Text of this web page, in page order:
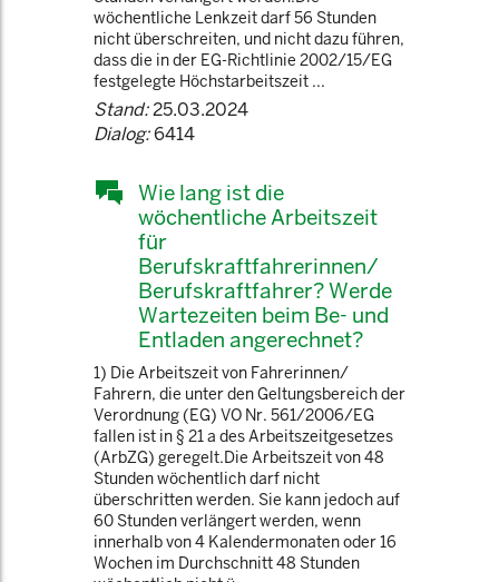
wöchentliche Lenkzeit darf 56 Stunden
nicht überschreiten, und nicht dazu führen,
dass die in der EG-Richtlinie 2002/15/EG
festgelegte Höchstarbeitszeit ...
Stand:25.03.2024
Dialog:6414
Wie lang ist die
wöchentliche Arbeitszeit
für
Berufskraftfahrerinnen/
Berufskraftfahrer? Werde
Wartezeiten beim Be- und
Entladen angerechnet?
1) Die Arbeitszeit von Fahrerinnen/
Fahrern, die unter den Geltungsbereich der
Verordnung (EG) VO Nr. 561/2006/EG
fallen ist in § 21 a des Arbeitszeitgesetzes
(ArbZG) geregelt.Die Arbeitszeit von 48
Stunden wöchentlich darf nicht
überschritten werden. Sie kann jedoch auf
60 Stunden verlängert werden, wenn
innerhalb von 4 Kalendermonaten oder 16
Wochen im Durchschnitt 48 Stunden